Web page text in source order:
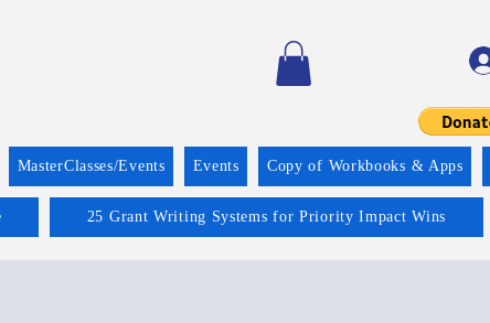
MasterClasses/Events Events Copy of Workbooks & Apps
25 Grant Writing Systems for Priority Impact Wins